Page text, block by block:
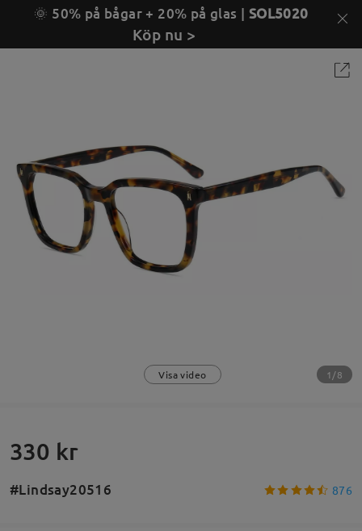
🌞 50% på bågar + 20% på glas | SOL5020
Köp nu >
Visa video 1/8
330 kr
#Lindsay20516 876